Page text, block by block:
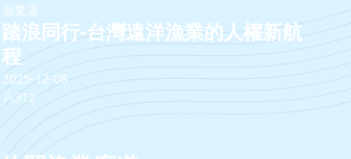
漁業署
踏浪同行-台灣遠洋漁業的人權新航
程
2025-12-08
312